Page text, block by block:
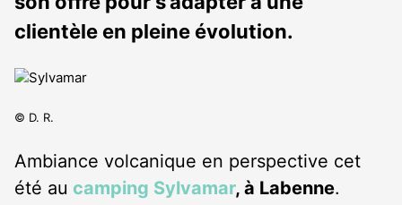
clientèle en pleine évolution.
© D. R.
Ambiance volcanique en perspective cet
été au camping Sylvamar, à Labenne.